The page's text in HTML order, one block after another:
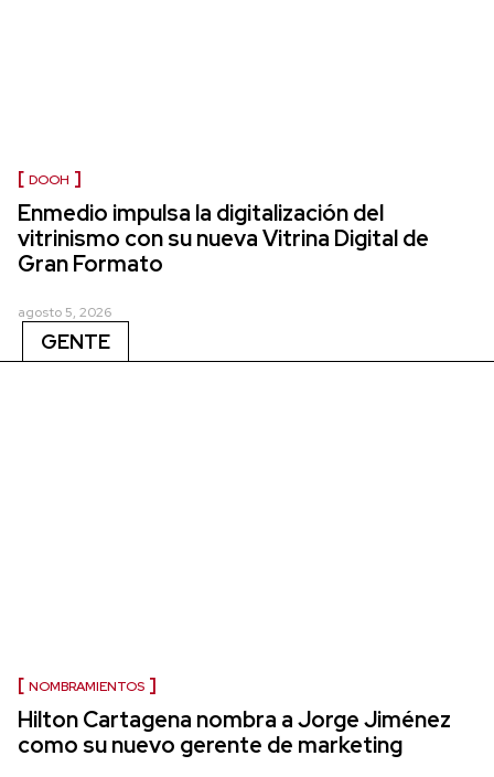
DOOH
Enmedio impulsa la digitalización del
vitrinismo con su nueva Vitrina Digital de
Gran Formato
agosto 5, 2026
GENTE
NOMBRAMIENTOS
Hilton Cartagena nombra a Jorge Jiménez
como su nuevo gerente de marketing